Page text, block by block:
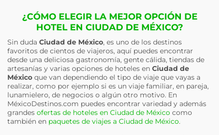
¿CÓMO ELEGIR LA MEJOR OPCIÓN DE
HOTEL EN CIUDAD DE MÉXICO?
Sin duda Ciudad de México, es uno de los destinos
favoritos de cientos de viajeros, aquí puedes encontrar
desde una deliciosa gastronomía, gente cálida, tiendas de
artesanías y varias opciones de hoteles en Ciudad de
México que van dependiendo el tipo de viaje que vayas a
realizar, como por ejemplo si es un viaje familiar, en pareja,
lunamielero, de negocios o algún otro motivo. En
MéxicoDestinos.com puedes encontrar variedad y además
grandes ofertas de hoteles en Ciudad de México como
también en paquetes de viajes a Ciudad de México.